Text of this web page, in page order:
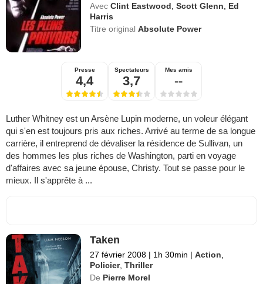
Avec Clint Eastwood ,Scott Glenn
Ed
Harris
Titre originalAbsolute Power
Presse
4,4
Spectateurs
3,7
Mes amis
--
Luther Whitney est un Arsène Lupin moderne, un voleur élégant
qui s'en est toujours pris aux riches. Arrivé au terme de sa longue
carrière, il entreprend de dévaliser la résidence de Sullivan, un
des hommes les plus riches de Washington, parti en voyage
d'affaires avec sa jeune épouse, Christy. Tout se passe pour le
mieux. Il s'apprête à ...
Taken
27 février 2008 | 1h 30min | Action
Policier,Thriller
De Pierre Morel